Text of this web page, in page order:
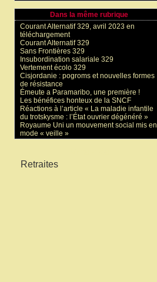
Dans la même rubrique
Courant Alternatif 329, avril 2023 en
téléchargement
Courant Alternatif 329
Sans Frontières 329
Insubordination salariale 329
Vertement écolo 329
Cisjordanie : pogroms et nouvelles formes
de résistance
Émeute a Paramaribo, une première !
Les bénéfices honteux de la SNCF
Réactions à l’article « La maladie infantile
du trotskysme : l’État ouvrier dégénéré »
Royaume Uni un mouvement social mis en
mode « veille »
Retraites